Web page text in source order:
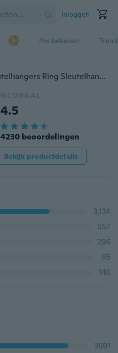
Inloggen
Pas bekeken
Acryl Kleurrijke Vlinder Sleutelhangers Ring Sleutelhangers Sleutelhanger Insect Sieraden Voor Vrouwen Meisjes Handtas Auto Portemonnee Charms Geschenken
GLOBAAL
4.5
4230 beoordelingen
Bekijk productdetails
3,134
557
296
95
148
3691